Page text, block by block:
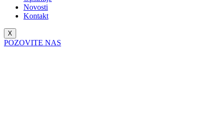
Novosti
Kontakt
X
POZOVITE NAS